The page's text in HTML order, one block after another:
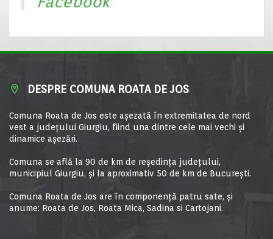
DESPRE COMUNA ROATA DE JOS
Comuna Roata de Jos este aşezată în extremitatea de nord
vest a judeţului Giurgiu, fiind una dintre cele mai vechi şi
dinamice aşezări.
Comuna se află la 90 de km de reşedinţa judeţului,
municipiul Giurgiu, şi la aproximativ 50 de km de Bucureşti.
Comuna Roata de Jos are în componență patru sate, și
anume: Roata de Jos, Roata Mica, Sadina si Cartojani.